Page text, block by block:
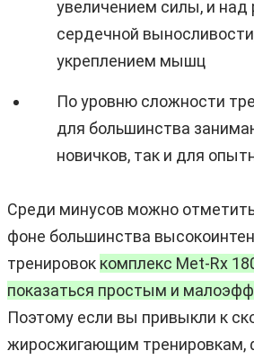
увеличением силы, и над
сердечной
укреплением мышц
По уровню сложности
для большинства
новичков, так и для
Среди минусов можно
фоне большинства
тренировок комплекс Met-Rx
показаться простым и
Поэтому если вы привыкли к
жиросжигающим тренировкам,